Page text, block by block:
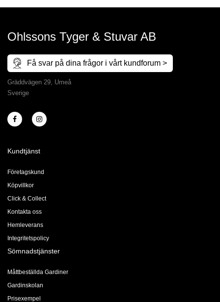
Ohlssons Tyger & Stuvar AB
Få svar på dina frågor i vårt kundforum >
Gräddvägen 29, Umeå
Sverige
Kundtjänst
Företagskund
Köpvillkor
Click & Collect
Kontakta oss
Hemleverans
Integritetspolicy
Sömnadstjänster
Måttbeställda Gardiner
Gardinskolan
Prisexempel